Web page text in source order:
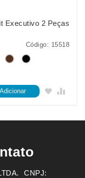
Executivo 2 Peças
Código: 15518
Adicionar
ㅤㅤㅤ CNPJ: